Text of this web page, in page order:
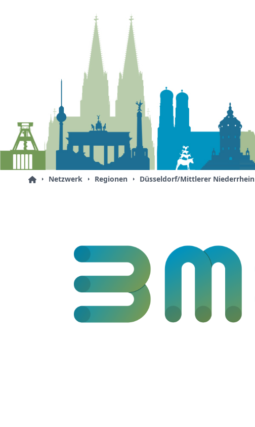
Netzwerk Regionen Düsseldorf/Mittlerer Niederrhein